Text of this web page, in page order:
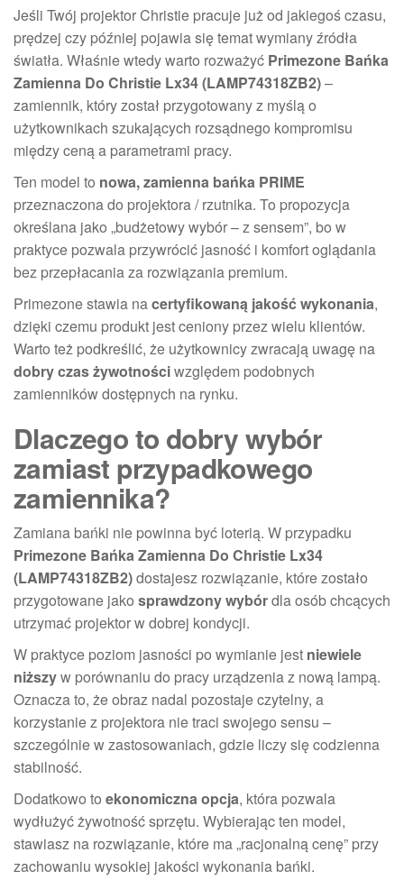
Jeśli Twój projektor Christie pracuje już od jakiegoś czasu,
prędzej czy później pojawia się temat wymiany źródła
światła. Właśnie wtedy warto rozważyć Primezone Bańka
Zamienna Do Christie Lx34 (LAMP74318ZB2)–
zamiennik, który został przygotowany z myślą o
użytkownikach szukających rozsądnego kompromisu
między ceną a parametrami pracy.
Ten model to nowa, zamienna bańka PRIME
przeznaczona do projektora / rzutnika. To propozycja
określana jako „budżetowy wybór – z sensem”, bo w
praktyce pozwala przywrócić jasność i komfort oglądania
bez przepłacania za rozwiązania premium.
Primezone stawia nacertyfikowaną jakość wykonania,
dzięki czemu produkt jest ceniony przez wielu klientów.
Warto też podkreślić, że użytkownicy zwracają uwagę na
dobry czas żywotnościwzględem podobnych
zamienników dostępnych na rynku.
Dlaczego to dobry wybór
zamiast przypadkowego
zamiennika?
Zamiana bańki nie powinna być loterią. W przypadku
Primezone Bańka Zamienna Do Christie Lx34
(LAMP74318ZB2)dostajesz rozwiązanie, które zostało
przygotowane jako sprawdzony wybórdla osób chcących
utrzymać projektor w dobrej kondycji.
W praktyce poziom jasności po wymianie jest niewiele
niższyw porównaniu do pracy urządzenia z nową lampą.
Oznacza to, że obraz nadal pozostaje czytelny, a
korzystanie z projektora nie traci swojego sensu –
szczególnie w zastosowaniach, gdzie liczy się codzienna
stabilność.
Dodatkowo to ekonomiczna opcja, która pozwala
wydłużyć żywotność sprzętu. Wybierając ten model,
stawiasz na rozwiązanie, które ma „racjonalną cenę” przy
zachowaniu wysokiej jakości wykonania bańki.